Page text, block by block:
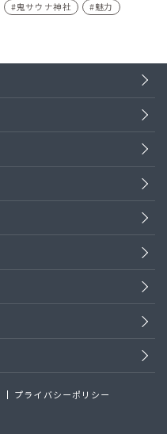
鬼サウナ神社
魅力
プライバシーポリシー